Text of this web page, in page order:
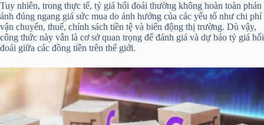
Tuy nhiên, trong thực tế, tỷ giá hối đoái thường không hoàn toàn phản
ánh đúng ngang giá sức mua do ảnh hưởng của các yếu tố như chi phí
vận chuyển, thuế, chính sách tiền tệ và biến động thị trường. Dù vậy,
công thức này vẫn là cơ sở quan trọng để đánh giá và dự báo tỷ giá hối
đoái giữa các đồng tiền trên thế giới.